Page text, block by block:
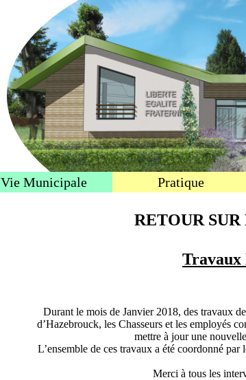
Vie Municipale Pratique
RETOUR SUR
Durant le mois de Janvier 2018, des travaux
d’Hazebrouck, les Chasseurs et les employés
mettre à jour une
L’ensemble de ces travaux a été coordonné
Merci à tous les